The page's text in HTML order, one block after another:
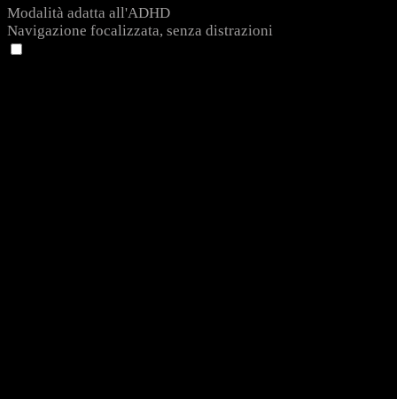
Modalità adatta all'ADHD
Navigazione focalizzata, senza distrazioni